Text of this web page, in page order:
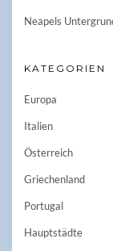
Neapels
KATEGORIEN
Europa
Italien
Österreich
Griechenland
Portugal
Hauptstädte